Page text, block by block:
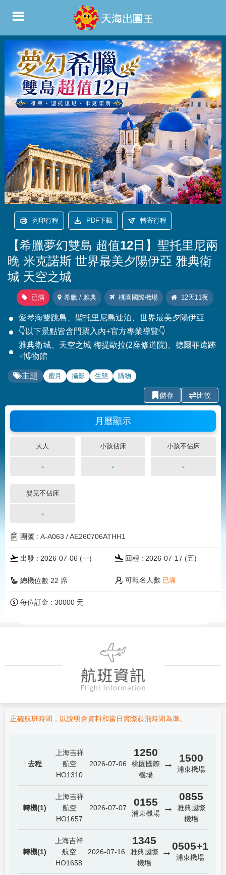
列印行程 PDF下載 轉寄行程
【希臘夢幻雙島 超值12日】聖托里尼兩
晚 米克諾斯 世界最美夕陽伊亞 雅典衛
城 天空之城
已滿 希臘 / 雅典 桃園國際機場 12天11夜
愛琴海雙跳島、聖托里尼島連泊、世界最美夕陽伊亞
👇以下景點皆含門票入內+官方專業導覽👇
雅典衛城、天空之城 梅提歐拉(2座修道院)、德爾菲遺跡
+博物館
主題 蜜月 攝影 生態 購物
儲存 比較
月曆顯示
大人 小孩佔床 小孩不佔床
- - -
嬰兒不佔床
-
團號 : A-A063 / AE260706ATHH1
出發 : 2026-07-06 (一) 回程 : 2026-07-17 (五)
總機位數 22 席 可報名人數 已滿
每位訂金 : 30000 元
正確航班時間，以說明會資料和當日實際起飛時間為準。
去程
上海吉祥
航空
HO1310
2026-07-06
1250
桃園國際
機場
→ 1500
浦東機場
轉機(1)
上海吉祥
航空
HO1657
2026-07-07 0155
浦東機場 →
0855
雅典國際
機場
轉機(1)
上海吉祥
航空
HO1658
2026-07-16
1345
雅典國際
機場
→0505+1
浦東機場